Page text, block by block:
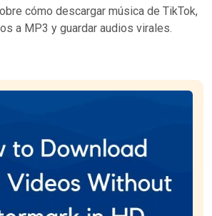
cómo descargar música de TikTok,
a MP3 y guardar audios virales.